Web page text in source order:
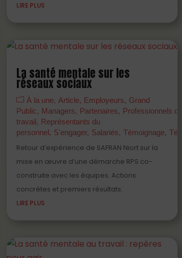
Partenaires PDF Prévenir Professionnels
Webinaire
Partenaires
LIRE PLUS
La santé mentale sur les
réseaux sociaux
À la une Article Employeurs
Grand
Public
Managers Partenaires
Professionnels
travail
Représentants du
personnel
S'engager Salariés Témoignage
Retour d’expérience de SAFRAN Niort sur la
mise en œuvre d’une démarche RPS co-
construite avec les équipes. Actions
concrètes et premiers résultats.
LIRE PLUS